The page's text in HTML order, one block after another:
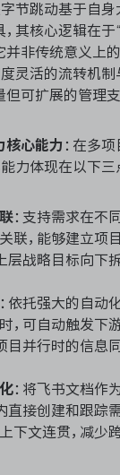
字节跳动基于自
其核心逻辑在于
并非传统意义上
灵活的流转机制
可扩展的管理支
核心能力 ：在多
力体现在以下三
：支持需求在不
联，能够建立项
层战略目标向下
：依托强大的自动
，可自动触发下
目并行时的信息
：将飞书文档作
直接创建和跟踪
下文连贯，减少